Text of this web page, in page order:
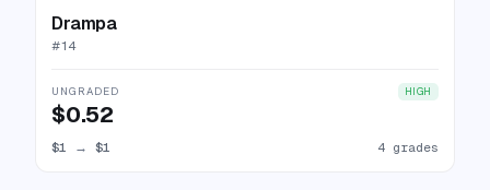
Drampa
#14
UNGRADED HIGH
$0.52
$1 → $1 4 grades